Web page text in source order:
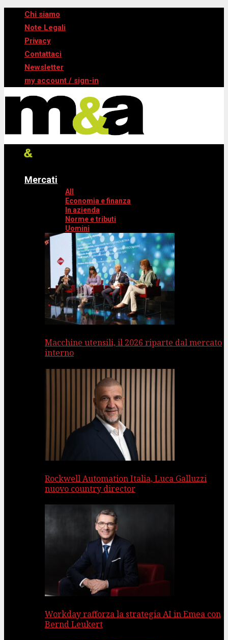
Chi siamo
Note Legali
Privacy
Contattaci
Newsletter
my account / sign-in
Mercati
All
Economia e finanza
In azienda
Norme e tributi
Uomini
Macchine utensili, il 2026 riparte dal mercato
interno
Rockwell Automation Italia, Luca Galluzzi
nuovo country director
Workday rafforza la strategia AI in Emea con
Bernd Leukert